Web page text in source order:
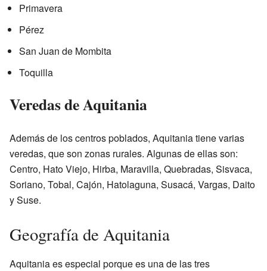
Primavera
Pérez
San Juan de Mombita
Toquilla
Veredas de Aquitania
Además de los centros poblados, Aquitania tiene varias
veredas, que son zonas rurales. Algunas de ellas son:
Centro, Hato Viejo, Hirba, Maravilla, Quebradas, Sisvaca,
Soriano, Tobal, Cajón, Hatolaguna, Susacá, Vargas, Daito
y Suse.
Geografía de Aquitania
Aquitania es especial porque es una de las tres